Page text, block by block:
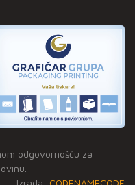
odgovornošću za
Izrada: CODENAMECODE